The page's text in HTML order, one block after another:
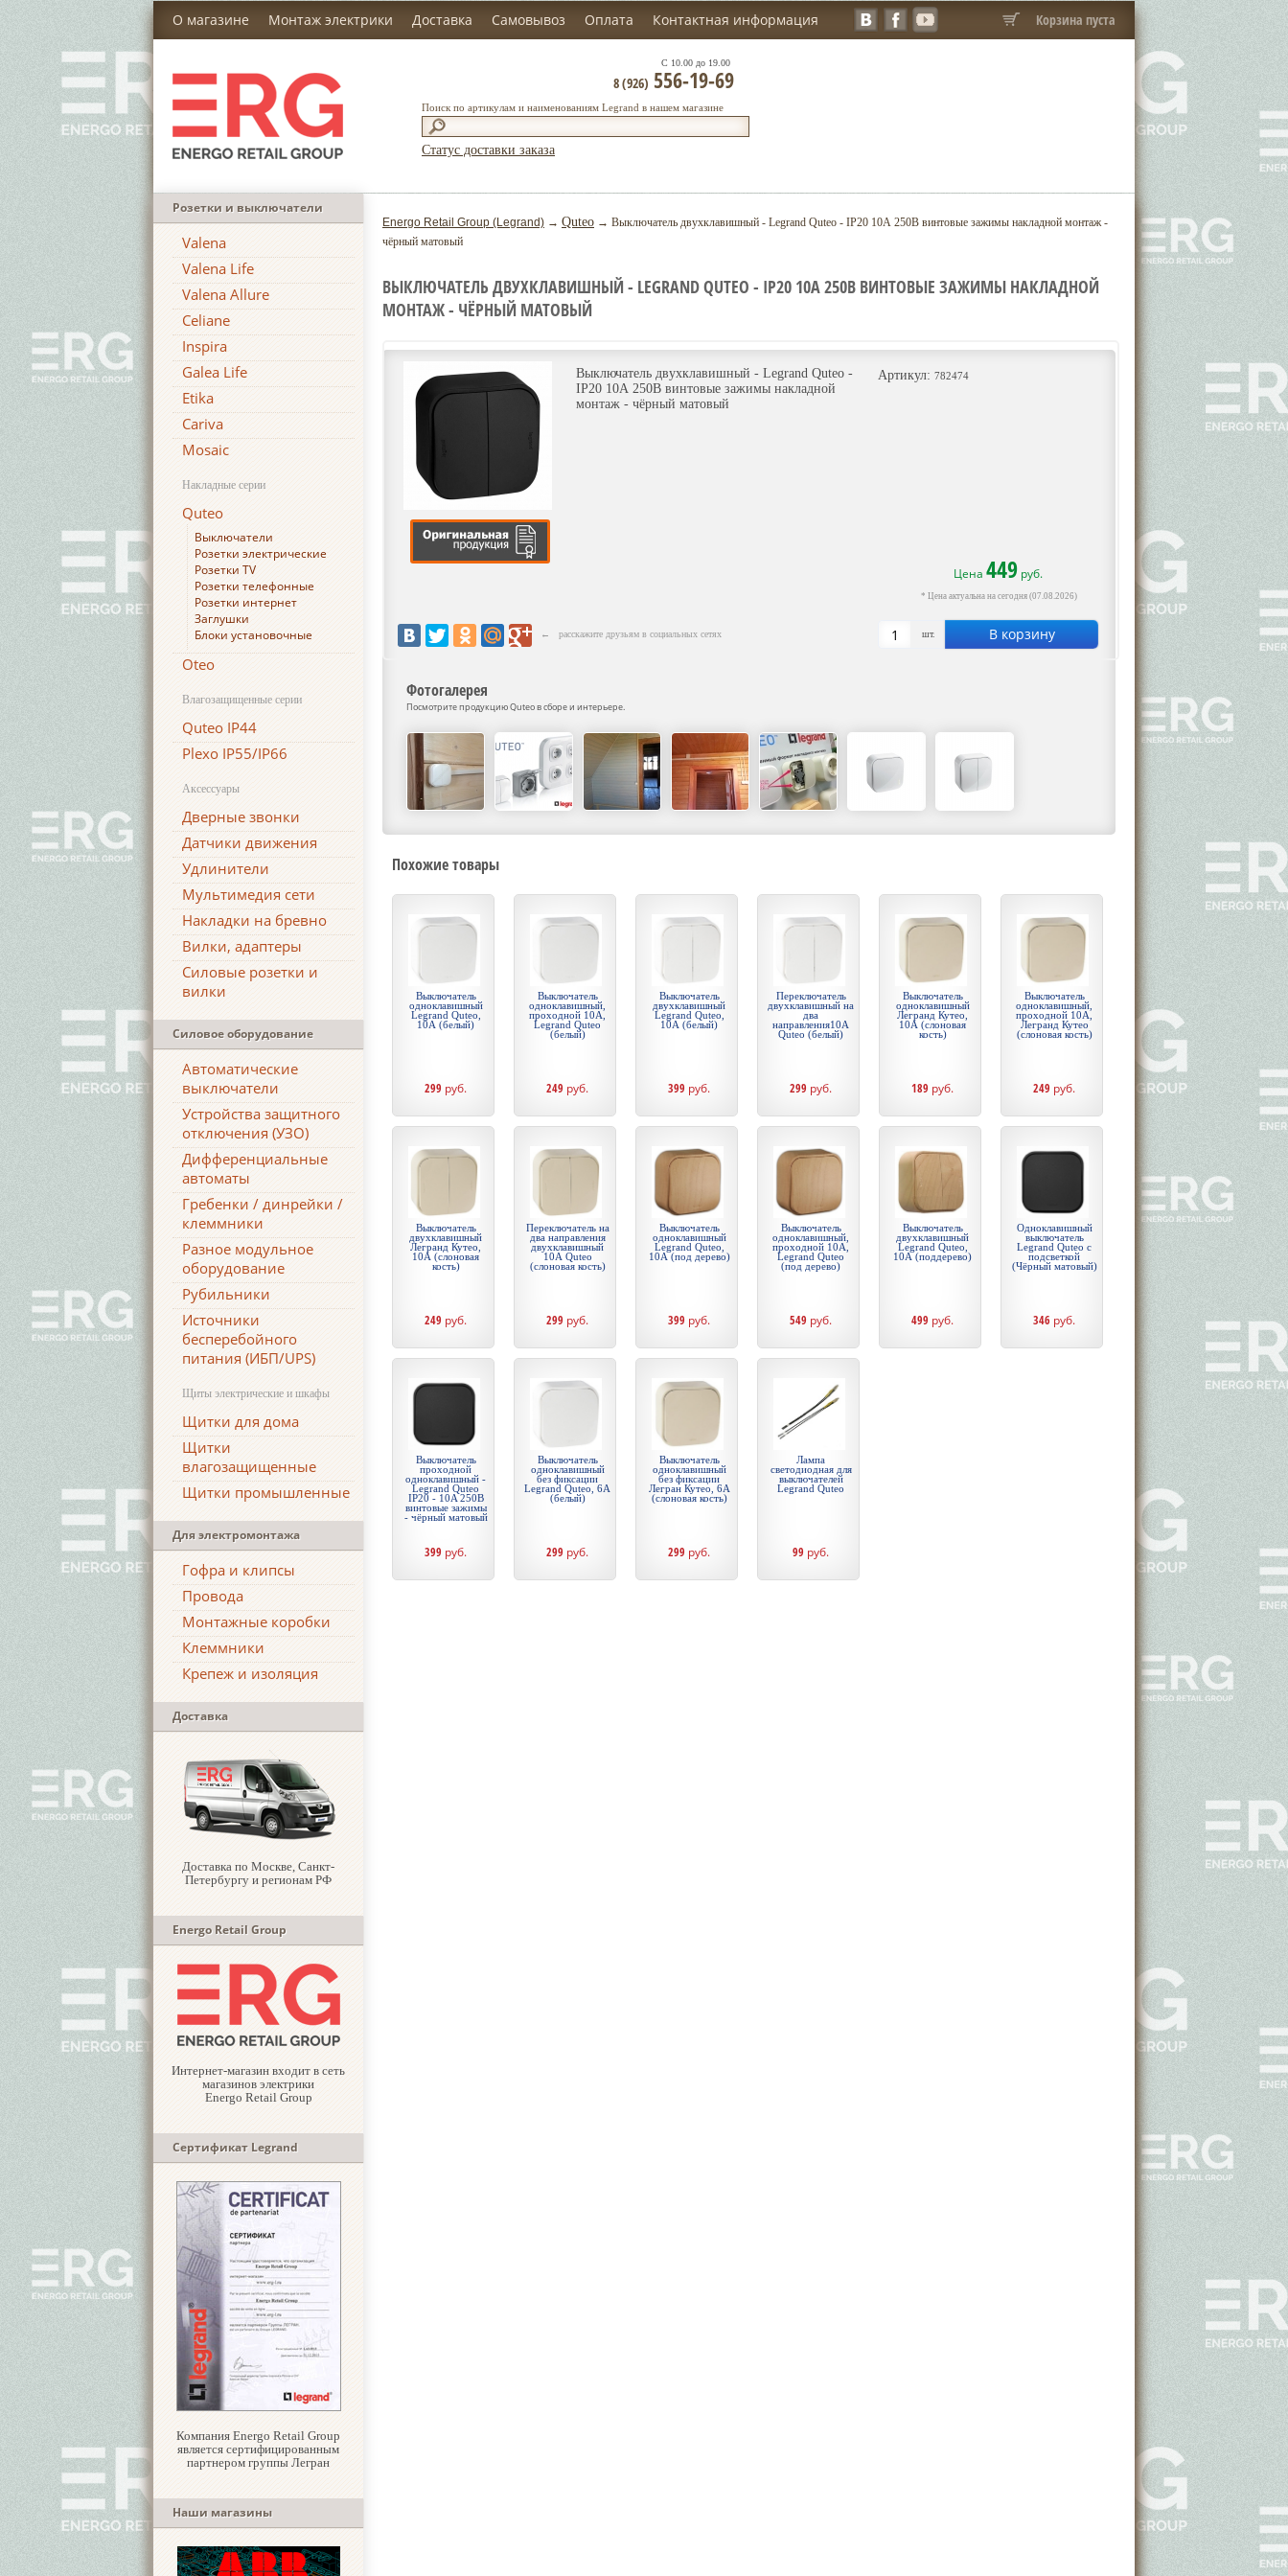
О магазине Монтаж электрики Доставка Самовывоз Оплата Контактная информация Корзина пуста
Поиск по артикулам и наименованиям Legrand в нашем магазине
С 10.00 до 19.00
8 (926) 556-19-69
Статус доставки заказа
Розетки и выключатели
Valena
Valena Life
Valena Allure
Celiane
Inspira
Galea Life
Etika
Cariva
Mosaic
Накладные серии
Quteo
Выключатели
Розетки электрические
Розетки TV
Розетки телефонные
Розетки интернет
Заглушки
Блоки установочные
Oteo
Влагозащищенные серии
Quteo IP44
Plexo IP55/IP66
Аксессуары
Дверные звонки
Датчики движения
Удлинители
Мультимедия сети
Накладки на бревно
Вилки, адаптеры
Силовые розетки и
вилки
Силовое оборудование
Автоматические
выключатели
Устройства защитного
отключения (УЗО)
Дифференциальные
автоматы
Гребенки / динрейки /
клеммники
Разное модульное
оборудование
Рубильники
Источники
бесперебойного
питания (ИБП/UPS)
Щиты электрические и шкафы
Щитки для дома
Щитки
влагозащищенные
Щитки промышленные
Для электромонтажа
Гофра и клипсы
Провода
Монтажные коробки
Клеммники
Крепеж и изоляция
Доставка
Доставка по Москве, Санкт-
Петербургу и регионам РФ
Energo Retail Group
Интернет-магазин входит в сеть
магазинов электрики
Energo Retail Group
Сертификат Legrand
Компания Energo Retail Group
является сертифицированным
партнером группы Легран
Наши магазины
Energo Retail Group (Legrand) → Quteo → Выключатель двухклавишный - Legrand Quteo - IP20 10А 250В винтовые зажимы накладной монтаж -
чёрный матовый
ВЫКЛЮЧАТЕЛЬ ДВУХКЛАВИШНЫЙ - LEGRAND QUTEO - IP20 10А 250В ВИНТОВЫЕ ЗАЖИМЫ НАКЛАДНОЙ
МОНТАЖ - ЧЁРНЫЙ МАТОВЫЙ
Артикул: 782474
Цена 449руб.
* Цена актуальна на сегодня (07.08.2026)
шт. В корзину
Выключатель двухклавишный - Legrand Quteo -
IP20 10А 250В винтовые зажимы накладной
монтаж - чёрный матовый
← расскажите друзьям в социальных сетях
Фотогалерея
Посмотрите продукцию Quteo в сборе и интерьере.
Похожие товары
Выключатель
одноклавишный
Legrand Quteo,
10А (белый)
299 руб.
Выключатель
одноклавишный,
проходной 10А,
Legrand Quteo
(белый)
249 руб.
Выключатель
двухклавишный
Legrand Quteo,
10А (белый)
399 руб.
Переключатель
двухклавишный на
два
направления10А
Quteo (белый)
299 руб.
Выключатель
одноклавишный
Легранд Кутео,
10А (слоновая
кость)
189 руб.
Выключатель
одноклавишный,
проходной 10А,
Легранд Кутео
(слоновая кость)
249 руб.
Выключатель
двухклавишный
Легранд Кутео,
10А (слоновая
кость)
249 руб.
Переключатель на
два направления
двухклавишный
10А Quteo
(слоновая кость)
299 руб.
Выключатель
одноклавишный
Legrand Quteo,
10А (под дерево)
399 руб.
Выключатель
одноклавишный,
проходной 10А,
Legrand Quteo
(под дерево)
549 руб.
Выключатель
двухклавишный
Legrand Quteo,
10А (поддерево)
499 руб.
Одноклавишный
выключатель
Legrand Quteo с
подсветкой
(Чёрный матовый)
346 руб.
Выключатель
проходной
одноклавишный -
Legrand Quteo
IP20 - 10A 250В
винтовые зажимы
- чёрный матовый
399 руб.
Выключатель
одноклавишный
без фиксации
Legrand Quteo, 6А
(белый)
299 руб.
Выключатель
одноклавишный
без фиксации
Легран Кутео, 6А
(слоновая кость)
299 руб.
Лампа
светодиодная для
выключателей
Legrand Quteo
99 руб.